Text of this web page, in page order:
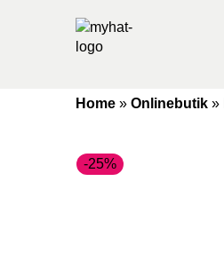
Home» Onlinebutik»
-25%